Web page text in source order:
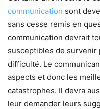
communication sont
sans cesse remis en
communication devrait
susceptibles de survenir
difficulté. Le
aspects et donc les
catastrophes. Il devra
leur demander leurs